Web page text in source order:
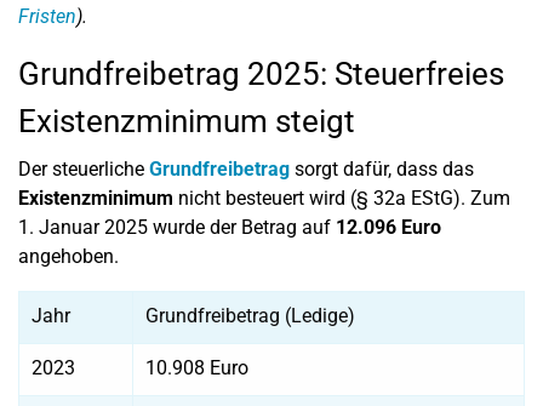
Fristen).
Grundfreibetrag 2025: Steuerfreies
Existenzminimum steigt
Der steuerliche Grundfreibetrag sorgt dafür, dass das
Existenzminimum nicht besteuert wird (§ 32a EStG). Zum
1. Januar 2025 wurde der Betrag auf 12.096 Euro
angehoben.
Jahr Grundfreibetrag (Ledige)
2023 10.908 Euro